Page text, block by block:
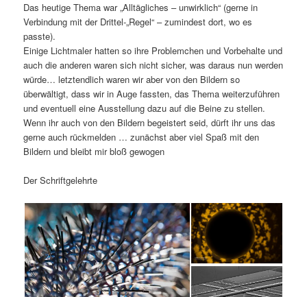
Das heutige Thema war „Alltägliches – unwirklich“ (gerne in
Verbindung mit der Drittel-„Regel“ – zumindest dort, wo es
passte).
Einige Lichtmaler hatten so ihre Problemchen und Vorbehalte und
auch die anderen waren sich nicht sicher, was daraus nun werden
würde… letztendlich waren wir aber von den Bildern so
überwältigt, dass wir in Auge fassten, das Thema weiterzuführen
und eventuell eine Ausstellung dazu auf die Beine zu stellen.
Wenn ihr auch von den Bildern begeistert seid, dürft ihr uns das
gerne auch rückmelden … zunächst aber viel Spaß mit den
Bildern und bleibt mir bloß gewogen
Der Schriftgelehrte